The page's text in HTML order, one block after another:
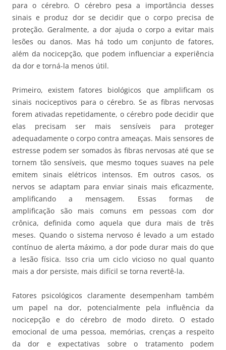
para o cérebro. O cérebro pesa a importância desses
sinais e produz dor se decidir que o corpo precisa de
proteção. Geralmente, a dor ajuda o corpo a evitar mais
lesões ou danos. Mas há todo um conjunto de fatores,
além da nocicepção, que podem influenciar a experiência
da dor e torná-la menos útil.
Primeiro, existem fatores biológicos que amplificam os
sinais nociceptivos para o cérebro. Se as fibras nervosas
forem ativadas repetidamente, o cérebro pode decidir que
elas precisam ser mais sensíveis para proteger
adequadamente o corpo contra ameaças. Mais sensores de
estresse podem ser somados às fibras nervosas até que se
tornem tão sensíveis, que mesmo toques suaves na pele
emitem sinais elétricos intensos. Em outros casos, os
nervos se adaptam para enviar sinais mais eficazmente,
amplificando a mensagem. Essas formas de
amplificação são mais comuns em pessoas com dor
crônica, definida como aquela que dura mais de três
meses. Quando o sistema nervoso é levado a um estado
contínuo de alerta máximo, a dor pode durar mais do que
a lesão física. Isso cria um ciclo vicioso no qual quanto
mais a dor persiste, mais difícil se torna revertê-la.
Fatores psicológicos claramente desempenham também
um papel na dor, potencialmente pela influência da
nocicepção e do cérebro de modo direto. O estado
emocional de uma pessoa, memórias, crenças a respeito
da dor e expectativas sobre o tratamento podem